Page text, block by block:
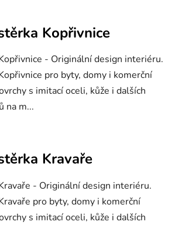
Kopřivnice
- Originální design interiéru.
pro byty, domy i komerční
s imitací oceli, kůže i dalších
na m...
Kravaře
- Originální design interiéru.
pro byty, domy i komerční
s imitací oceli, kůže i dalších